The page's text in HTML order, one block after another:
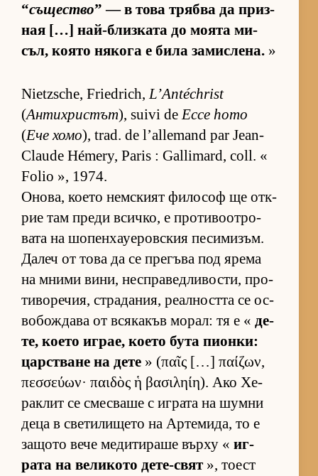
“същество” — в това трябва да приз­
ная […] най-близ­ката до мо­ята ми­
съл, ко­ято ня­кога е била за­мис­ле­на. »
Nietzsche, Friedrich,L’Antéchrist
(Антихристът), suivi deEcce homo
(Ече хомо), trad. de l’allemand par Jean-
Claude Hémery, Paris : Gallimard, coll. «
Folio », 1974.
Оно­ва, ко­ето нем­с­кият фи­ло­соф ще от­к­
рие там преди всич­ко, е про­ти­во­от­ро­
вата на шо­пен­ха­уе­ров­с­кия пе­си­ми­зъм.
Да­леч от това да се пре­гъва под ярема
на мними ви­ни, нес­п­ра­вед­ли­вос­ти, про­
ти­во­ре­чия, стра­да­ния, ре­ал­ността се ос­
во­бож­дава от вся­ка­къв мо­рал: тя е « де­
те, ко­ето иг­рае, ко­ето бута пи­он­ки:
цар­с­т­ване на дете » (παῖς […] παίζων,
πεσσεύων· παιδὸς ἡ βασιληίη). Ако Хе­
рак­лит се смес­ваше с иг­рата на шумни
деца в све­ти­ли­щето на Ар­те­ми­да, то е
за­щото вече ме­ди­ти­раше върху « иг­
рата на ве­ли­кото де­те-свят », то­ест